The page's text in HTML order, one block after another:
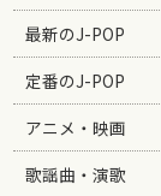
最新のJ-POP
定番のJ-POP
アニメ・映画
歌謡曲・演歌